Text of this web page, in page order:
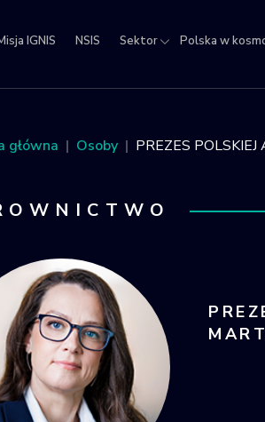
IGNIS NSIS Sektor Polska w
główna Osoby PREZES POLSKIEJ